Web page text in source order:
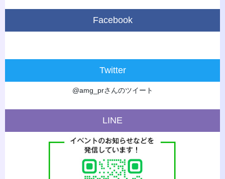
Facebook
Twitter
@amg_prさんのツイート
LINE